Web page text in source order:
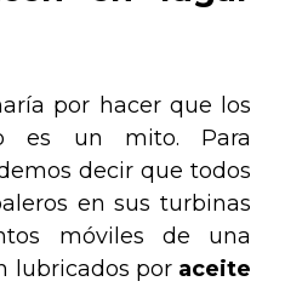
por hacer que los
es un mito. Para
decir que todos
en sus turbinas
móviles de una
lubricados por aceite